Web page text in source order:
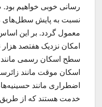
رسانی خوبی خواهیم
نسبت به پایش سطل‌های
معمول گردد. بر این
امکان نزدیک هفتصد
سطح اسکان رسمی مانند
اسکان موقت مانند
اضطراری مانند